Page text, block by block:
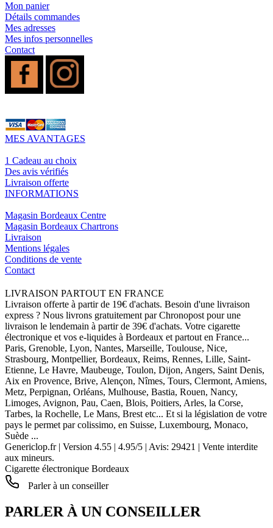
Mon panier
Détails commandes
Mes adresses
Mes infos personnelles
Contact
MES AVANTAGES
1 Cadeau au choix
Des avis vérifiés
Livraison offerte
INFORMATIONS
Magasin Bordeaux Centre
Magasin Bordeaux Chartrons
Livraison
Mentions légales
Conditions de vente
Contact
LIVRAISON PARTOUT EN FRANCE
Livraison offerte à partir de 19€ d'achats. Besoin d'une livraison
express ? Nous livrons gratuitement par Chronopost pour une
livraison le lendemain à partir de 39€ d'achats. Votre cigarette
électronique et vos e-liquides à Bordeaux et partout en France...
Paris, Grenoble, Lyon, Nantes, Marseille, Toulouse, Nice,
Strasbourg, Montpellier, Bordeaux, Reims, Rennes, Lille, Saint-
Etienne, Le Havre, Maubeuge, Toulon, Dijon, Angers, Saint Denis,
Aix en Provence, Brive, Alençon, Nîmes, Tours, Clermont, Amiens,
Metz, Perpignan, Orléans, Mulhouse, Bastia, Rouen, Nancy,
Limoges, Avignon, Pau, Caen, Blois, Poitiers, Arles, la Corse,
Tarbes, la Rochelle, Le Mans, Brest etc... Et si la législation de votre
pays le permet par colissimo, en Suisse, Luxembourg, Monaco,
Suède ...
Genericlop.fr| Version 4.55 | 4.95/5 | Avis: 29421 | Vente interdite
aux mineurs.
Cigarette électronique Bordeaux
Parler à un conseiller
PARLER À UN CONSEILLER